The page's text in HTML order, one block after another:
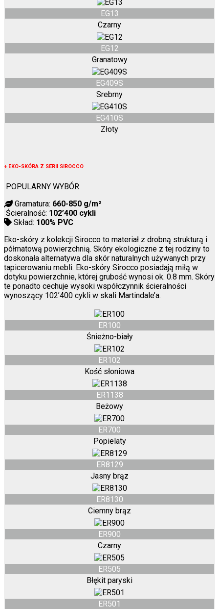
EG13
Czarny
EG12
Granatowy
EG409S
Srebrny
EG410S
Złoty
↓ EKO-SKÓRA Z SERII SIROCCO
POPULARNY WYBÓR
Gramatura: 660-850 g/m²
Ścieralność: 102’400 cykli
Skład: 100% PVC
Eko-skóry z kolekcji Sirocco to materiał z drobną strukturą i
półmatową powierzchnią. Skóry ekologiczne z tej rodziny to
doskonała alternatywa dla skór naturalnych używanych przy
tapicerowaniu mebli. Eko-skóry Sirocco posiadają miłą w
dotyku powierzchnie, której grubość wynosi ok. 0.8 mm. Skóry
te ponadto cechuje wysoki współczynnik ścieralności
wynoszący 102’400 cykli w skali Martindale’a.
ER100
Śnieżno-biały
ER102
Kość słoniowa
ER1138
Beżowy
ER700
Popielaty
ER8129
Jasny brąz
ER8130
Ciemny brąz
ER900
Czarny
ER505
Błękit paryski
ER501